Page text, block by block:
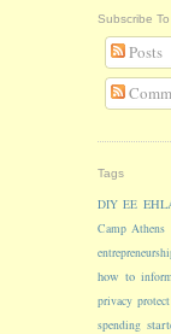
Subscribe To
Posts
Tags
DIY EE
Camp Athens
how to
privacy protect
spending